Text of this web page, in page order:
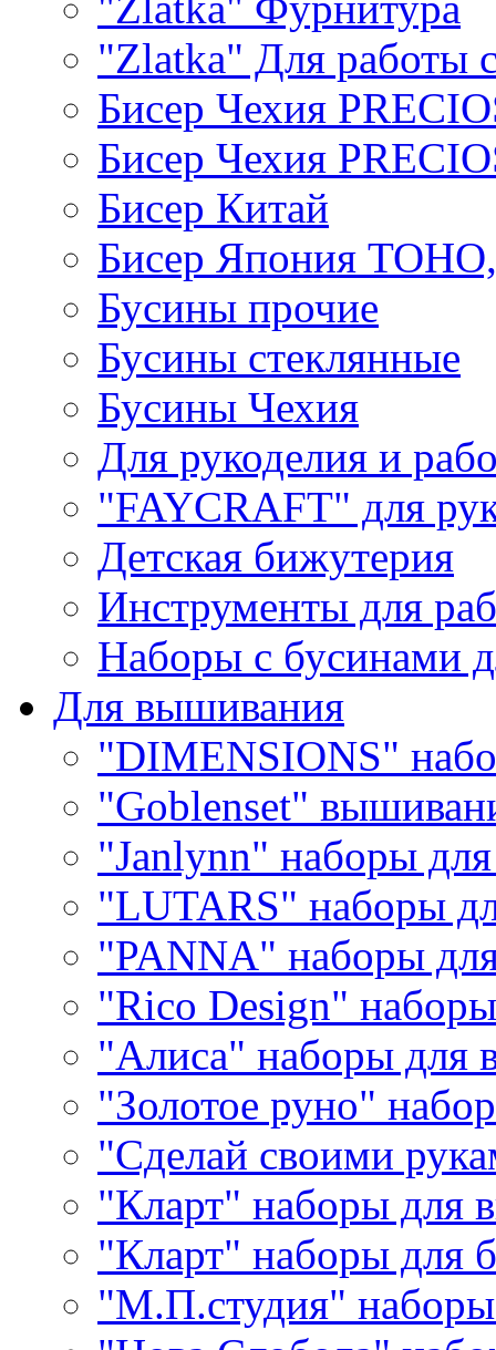
"Zlatka" Для работы
Бисер Чехия
Бисер Чехия
Бисер Китай
Бисер Япония
Бусины прочие
Бусины стеклянные
Бусины Чехия
Для рукоделия и
"FAYCRAFT" для
Детская бижутерия
Инструменты для
Наборы с бусинами
Для вышивания
"DIMENSIONS"
"Goblenset"
"Janlynn" наборы
"LUTARS" наборы
"PANNA" наборы
"Rico Design"
"Алиса" наборы для
"Золотое руно"
"Сделай своими
"Кларт" наборы для
"Кларт" наборы для
"М.П.студия"